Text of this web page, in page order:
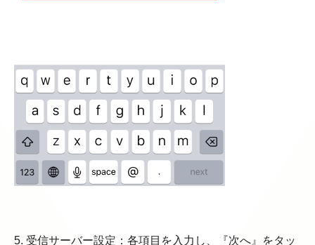
5. 受信サーバー設定：各項目を入力し、『次へ』をタッ